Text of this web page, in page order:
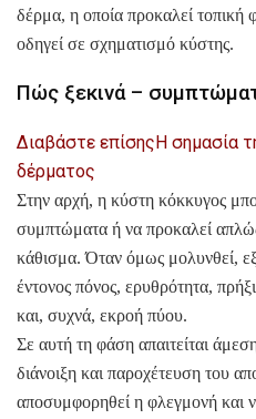
δέρμα, η οποία προκαλεί τοπική
οδηγεί σε σχηματισμό κύστης.
Πώς ξεκινά –
Διαβάστε επίσηςΗ σημασία
δέρματος
Στην αρχή, η κύστη κόκκυγος
συμπτώματα ή να προκαλεί
κάθισμα. Όταν όμως μολυνθεί,
έντονος πόνος, ερυθρότητα,
και, συχνά, εκροή πύου.
Σε αυτή τη φάση απαιτείται
διάνοιξη και παροχέτευση του
αποσυμφορηθεί η φλεγμονή και